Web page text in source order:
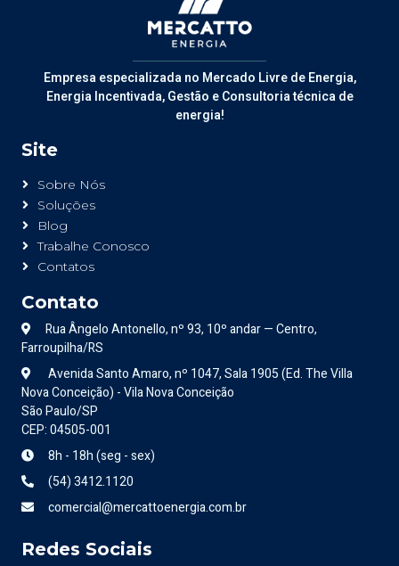
Empresa especializada no Mercado Livre de Energia,
Energia Incentivada, Gestão e Consultoria técnica de
energia!
Site
Sobre Nós
Soluções
Blog
Trabalhe Conosco
Contatos
Contato
Rua Ângelo Antonello, nº 93, 10º andar — Centro,
Farroupilha/RS
Avenida Santo Amaro, nº 1047, Sala 1905 (Ed. The Villa
Nova Conceição) - Vila Nova Conceição
São Paulo/SP
CEP: 04505-001
8h - 18h (seg - sex)
(54) 3412.1120
comercial@mercattoenergia.com.br
Redes Sociais